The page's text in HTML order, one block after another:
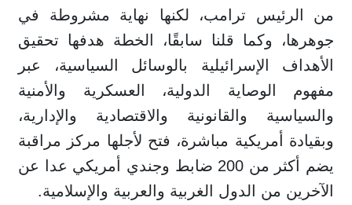
من الرئيس ترامب، لكنها نهاية مشروطة في
جوهرها، وكما قلنا سابقًا، الخطة هدفها تحقيق
الأهداف الإسرائيلية بالوسائل السياسية، عبر
مفهوم الوصاية الدولية، العسكرية والأمنية
والسياسية والقانونية والاقتصادية والإدارية،
وبقيادة أمريكية مباشرة، فتح لأجلها مركز مراقبة
يضم أكثر من 200 ضابط وجندي أمريكي عدا عن
الآخرين من الدول الغربية والعربية والإسلامية.